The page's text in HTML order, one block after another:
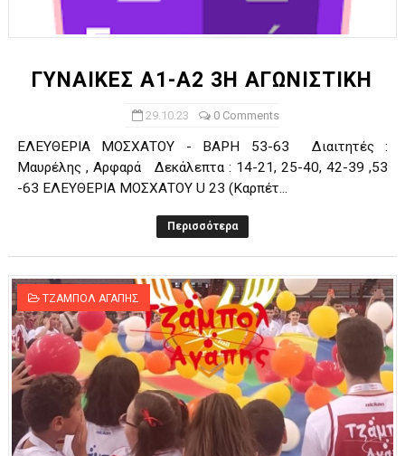
ΓΥΝΑΙΚΕΣ Α1-Α2 3Η ΑΓΩΝΙΣΤΙΚΗ
29.10.23 0 Comments
ΕΛΕΥΘΕΡΙΑ ΜΟΣΧΑΤΟΥ - ΒΑΡΗ 53-63 Διαιτητές :
Μαυρέλης , Αρφαρά Δεκάλεπτα : 14-21, 25-40, 42-39 ,53
-63 ΕΛΕΥΘΕΡΙΑ ΜΟΣΧΑΤΟΥ U 23 (Καρπέτ...
Περισσότερα
ΤΖΑΜΠΟΛ ΑΓΑΠΗΣ